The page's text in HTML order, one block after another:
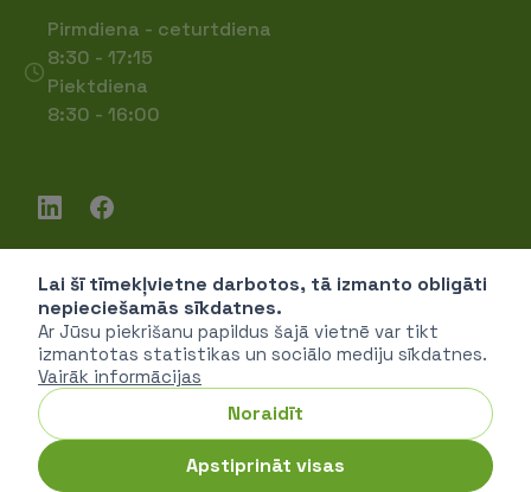
Lai šī tīmekļvietne darbotos, tā izmanto obligāti
nepieciešamās sīkdatnes.
Ar Jūsu piekrišanu papildus šajā vietnē var tikt
izmantotas statistikas un sociālo mediju sīkdatnes.
Vairāk informācijas
Noraidīt
Apstiprināt visas
Pirmdiena - ceturtdiena
8:30 - 17:15
Piektdiena
8:30 - 16:00
Piekļūstamība
Privātuma politika
SIA "Vides investīciju fonds" © 2026